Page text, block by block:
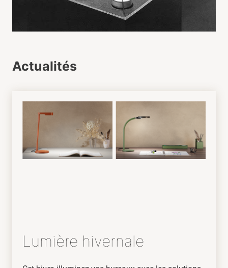
Actualités
Lumière hivernale